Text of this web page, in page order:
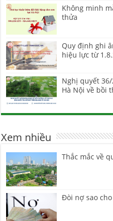
Không minh
thửa
Quy định ghi
hiệu lực từ
Nghị quyết
Hà Nội về bồi
Xem nhiều
Thắc mắc về
Đòi nợ sao